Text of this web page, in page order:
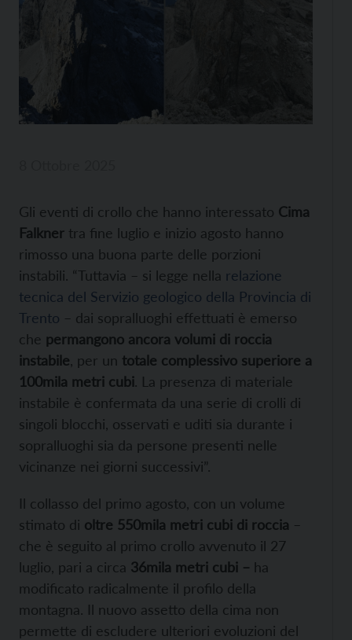
Gli eventi di crollo che hanno interessato Cima
Falkner tra fine luglio e inizio agosto hanno
rimosso una buona parte delle porzioni
instabili. “Tuttavia – si legge nella relazione
tecnica del Servizio geologico della Provincia di
Trento – dai sopralluoghi effettuati è emerso
che permangono ancora volumi di roccia
instabile , per un totale complessivo superiore a
100mila metri cubi. La presenza di materiale
instabile è confermata da una serie di crolli di
singoli blocchi, osservati e uditi sia durante i
sopralluoghi sia da persone presenti nelle
vicinanze nei giorni successivi”.
Il collasso del primo agosto, con un volume
stimato di oltre 550mila metri cubi di roccia –
che è seguito al primo crollo avvenuto il 27
luglio, pari a circa 36mila metri cubi – ha
modificato radicalmente il profilo della
montagna. Il nuovo assetto della cima non
permette di escludere ulteriori evoluzioni del